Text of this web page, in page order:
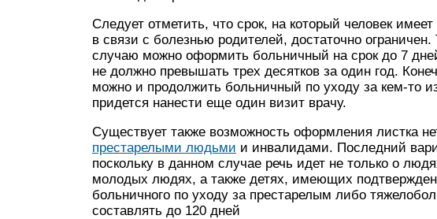
Следует отметить, что срок, на который человек
в связи с болезнью родителей, достаточно
случаю можно оформить больничный на срок до 7
не должно превышать трех десятков за один год.
можно и продолжить больничный по уходу за кем-то
придется нанести еще один визит врачу.
Существует также возможность оформления листка
престарелыми людьми и инвалидами. Последний
поскольку в данном случае речь идет не только о
молодых людях, а также детях, имеющих
больничного по уходу за престарелым либо
составлять до 120 дней